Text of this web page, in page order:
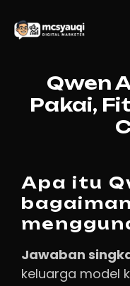
Qwen
Pakai,
Apa itu
Jawaban
keluarga model